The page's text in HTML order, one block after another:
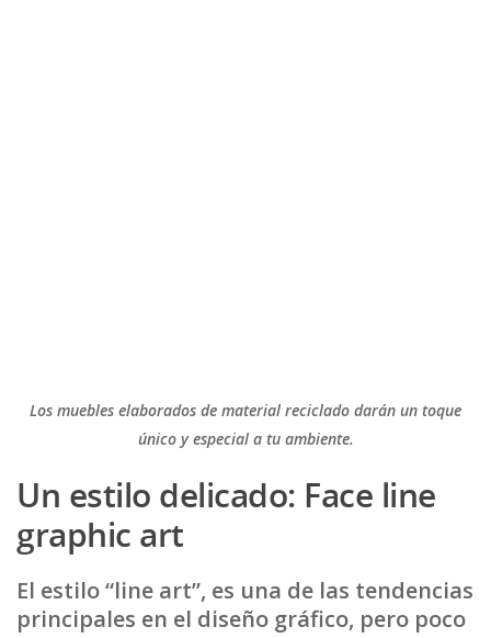
Los muebles elaborados de material reciclado darán un toque
único y especial a tu ambiente.
Un estilo delicado: Face line
graphic art
El estilo “line art”, es una de las tendencias
principales en el diseño gráfico, pero poco